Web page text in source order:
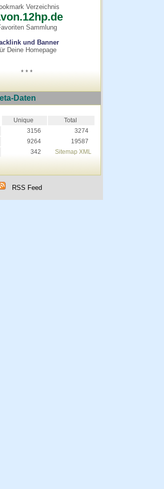
Verzeichnis
Sammlung
und Banner
Deine Homepage
* * *
Daten
Unique
Total
3156
3274
9264
19587
342 Sitemap XML
RSS Feed